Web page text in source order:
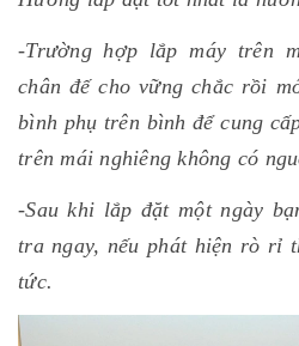
-Trường hợp lắp máy trên
chân đế cho vững chắc rồi
bình phụ trên bình để cung
trên mái nghiêng không có
-Sau khi lắp đặt một ngày
tra ngay, nếu phát hiện rò rỉ
tức.